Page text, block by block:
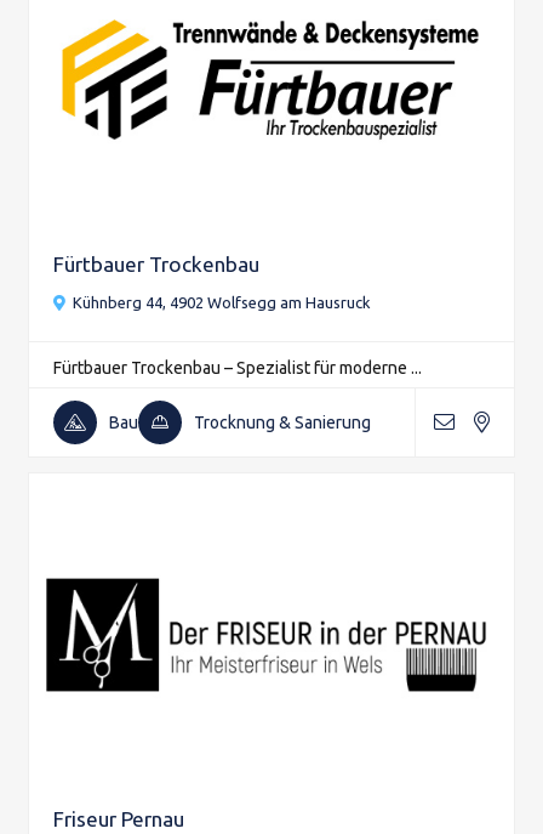
Fürtbauer Trockenbau
Kühnberg 44, 4902 Wolfsegg am Hausruck
Fürtbauer Trockenbau – Spezialist für moderne ...
Bau Trocknung & Sanierung
Friseur Pernau